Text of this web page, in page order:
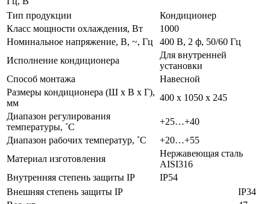
Тип продукции
Кондиционер
Класс мощности охлаждения, Вт
1000
Номинальное напряжение, В, ~, Гц
400 В, 2 ф, 50/60 Гц
Исполнение кондиционера
Для внутренней
установки
Способ монтажа
Навесной
Размеры кондиционера (Ш х В х Г),
мм
400 х 1050 х 245
Диапазон регулирования
температуры, ˚C
+25…+40
Диапазон рабочих температур, ˚C
+20…+55
Материал изготовления
Нержавеющая сталь
AISI316
Внутренняя степень защиты IP
IP54
Внешняя степень защиты IP
IP34